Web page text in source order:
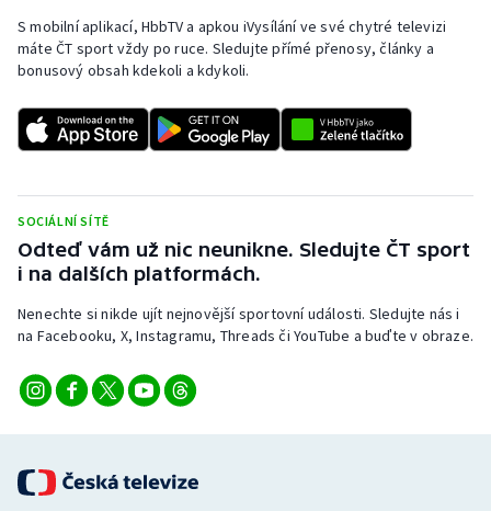
Rychlobruslení
Rychlostní kanoistika
Short track
Stolní tenis
Triatlon
Veslování
Vodní slalom
Volejbal
Ostatní
S mobilní aplikací, HbbTV a apkou iVysílání ve své chytré televizi
máte ČT sport vždy po ruce. Sledujte přímé přenosy, články a
bonusový obsah kdekoli a kdykoli.
SOCIÁLNÍ SÍTĚ
Odteď vám už nic neunikne. Sledujte ČT sport
i na dalších platformách.
Nenechte si nikde ujít nejnovější sportovní události. Sledujte nás i
na Facebooku, X, Instagramu, Threads či YouTube a buďte v obraze.